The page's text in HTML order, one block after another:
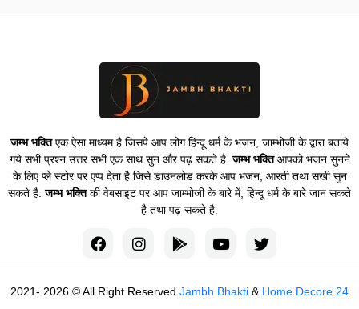
जम्भ भक्तिएक ऐसा माध्यम है जिसपे आप लोग हिन्दू धर्म के भजन, जाम्भोजी के द्वारा बताये
गये सभी प्रश्न उत्तर सभी एक साथ सुन और पढ़ सकते है.जम्भ भक्तिआपको भजन सुनने
के लिए प्ले स्टोर पर एप्प देता है जिसे डाउनलोड करके आप भजन, आरती तथा सखी सुन
सकते है.जम्भ भक्तिकी वेबसाइट पर आप जाम्भोजी के बारे में, हिन्दू धर्म के बारे जान सकते
है तथा पढ़ सकते है.
2021- 2026 © All Right Reserved Jambh Bhakti & Home Decore 24